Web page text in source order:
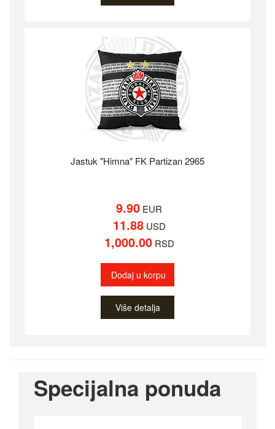
Jastuk "Himna" FK Partizan 2965
9.90 EUR
11.88USD
1,000.00RSD
Dodaj u korpu
Više detalja
Specijalna ponuda